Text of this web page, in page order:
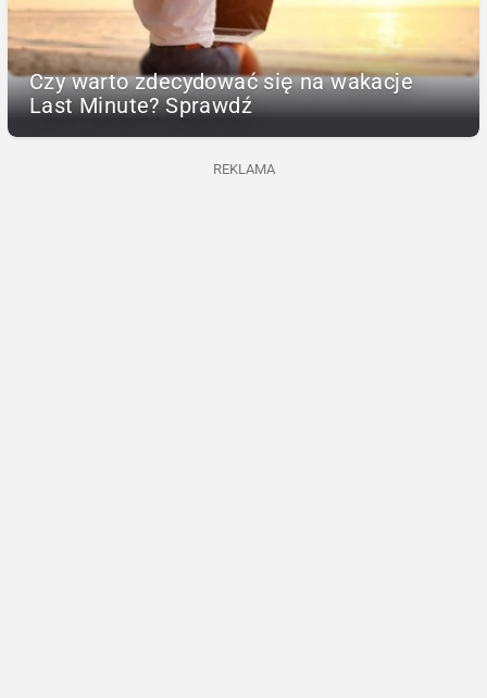
Czy warto zdecydować się na wakacje
Last Minute? Sprawdź
REKLAMA